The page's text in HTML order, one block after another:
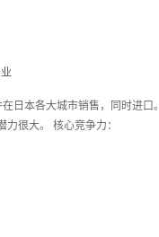
日本各大城市销售，同时进口。
很大。 核心竞争力：